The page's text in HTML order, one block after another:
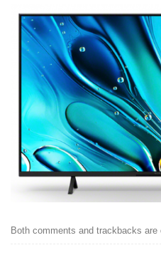
Both comments and trackbacks are